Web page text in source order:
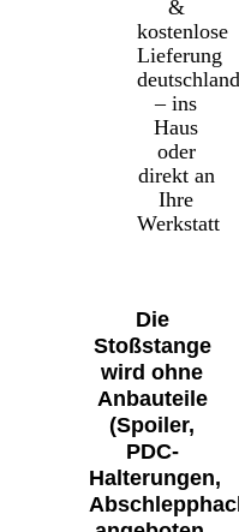
&
kostenlose
Lieferung
– ins
Haus
oder
direkt an
Ihre
Werkstatt
Die
Stoßstange
wird ohne
Anbauteile
(Spoiler,
PDC-
Halterungen,